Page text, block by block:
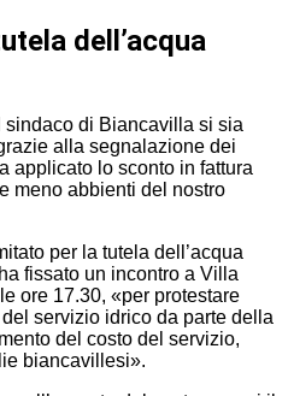
dell’acqua
di Biancavilla si sia
alla segnalazione dei
applicato lo sconto in fattura
meno abbienti del nostro
per la tutela dell’acqua
fissato un incontro a Villa
ore 17.30, «per protestare
servizio idrico da parte della
del costo del servizio,
biancavillesi».